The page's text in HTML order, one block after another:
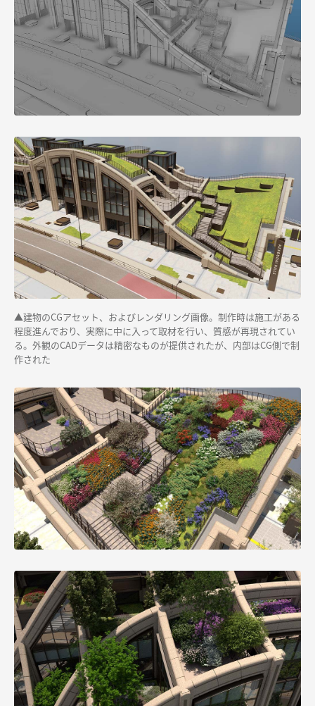
▲建物のCGアセット、およびレンダリング画像。制作時は施工がある
程度進んでおり、実際に中に入って取材を行い、質感が再現されてい
る。外観のCADデータは精密なものが提供されたが、内部はCG側で制
作された